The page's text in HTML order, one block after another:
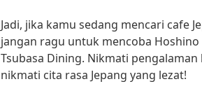
Jadi, jika kamu sedang mencari cafe
jangan ragu untuk mencoba
Tsubasa Dining. Nikmati
nikmati cita rasa Jepang yang lezat!